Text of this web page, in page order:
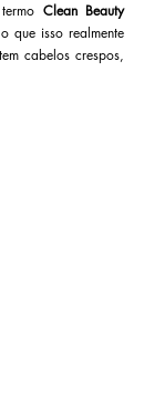
Clean Beauty
que isso realmente
cabelos crespos,